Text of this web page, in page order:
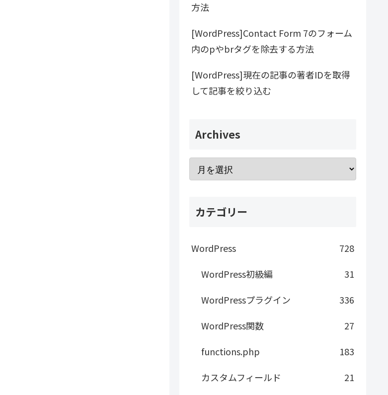
方法
[WordPress]Contact Form 7のフォーム
内のpやbrタグを除去する方法
[WordPress]現在の記事の著者IDを取得
して記事を絞り込む
Archives
カテゴリー
WordPress
728
WordPress初級編
31
WordPressプラグイン
336
WordPress関数
27
functions.php
183
カスタムフィールド
21